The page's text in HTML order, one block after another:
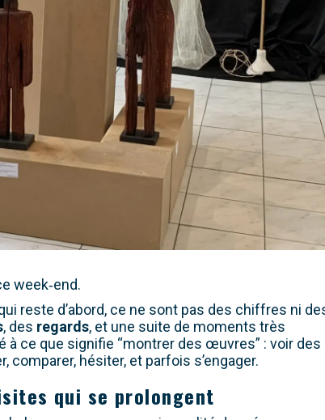
week‑end.
reste d’abord, ce ne sont pas des chiffres ni
, des regards, et une suite de moments très
ce que signifie “montrer des œuvres” : voir des
comparer, hésiter, et parfois s’engager.
qui se prolongent